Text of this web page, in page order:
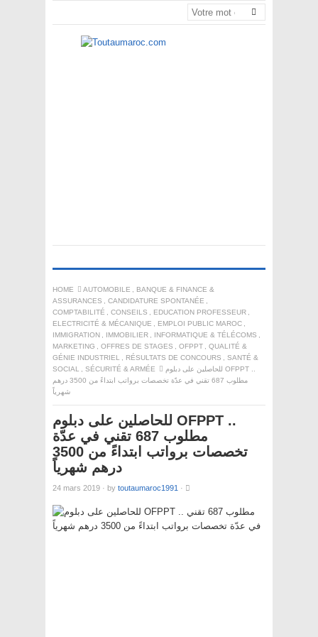
HOME AUTOMOBILE
BANQUE & FINANCE &
ASSURANCES
CANDIDATURE SPONTANÉE
COMPTABILITÉ
CONSEILS EDUCATION PROFESSEUR
ELECTRICITÉ & MÉCANIQUE
EMPLOI PUBLIC MAROC
IMMIGRATION
IMMOBILIER INFORMATIQUE & TÉLÉCOMS
MARKETING
OFFRES DE STAGES OFPPT
QUALITÉ &
GÉNIE INDUSTRIEL
RÉSULTATS DE CONCOURS
SANTÉ &
SOCIAL
SÉCURITÉ & ARMÉE
للحاصلين على دبلوم OFPPT ..
مطلوب 687 تقني في عدّة تخصصات برواتب ابتداءً من 3500 درهم
شهرياً
للحاصلين على دبلوم OFPPT ..
مطلوب 687 تقني في عدّة
تخصصات برواتب ابتداءً من 3500
درهم شهرياً
24 mars 2019 · by toutaumaroc1991 ·